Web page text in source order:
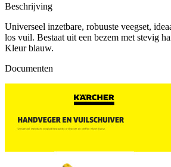
Beschrijving
Universeel inzetbare, robuuste veegset,
los vuil. Bestaat uit een bezem met stevig
Kleur blauw.
Documenten